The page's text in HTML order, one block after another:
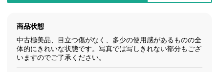
商品状態
中古極美品、目立つ傷がなく、多少の使用感があるものの全
体的にきれいな状態です。写真では写しきれない部分もござ
いますのでご了承ください。